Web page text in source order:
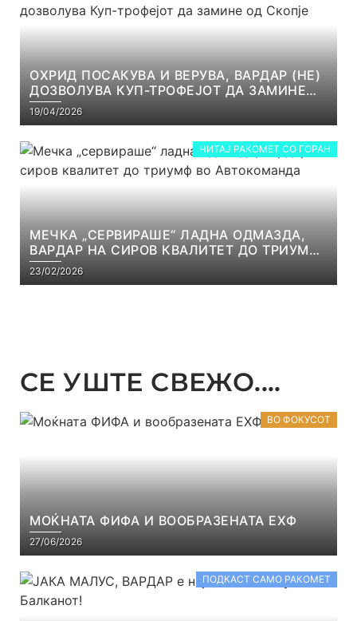
ОХРИД ПОСАКУВА И ВЕРУВА, ВАРДАР (НЕ)
ДОЗВОЛУВА КУП-ТРОФЕЈОТ ДА ЗАМИНЕ
ОД СКОПЈЕ
19/04/2026
ЧИТАЈ РАКОМЕТ СО ГОРАН
МЕЧКА „СЕРВИРАШЕ“ ЛАДНА ОДМАЗДА,
ВАРДАР НА СИРОВ КВАЛИТЕТ ДО ТРИУМФ
ВО АВТОКОМАНДА
23/02/2026
СЕ УШТЕ СВЕЖО....
ВО ФОКУСОТ
МОЌНАТА ФИФА И ВООБРАЗЕНАТА ЕХФ
27/06/2026
ПОДКАСТ САМО РАКОМЕТ